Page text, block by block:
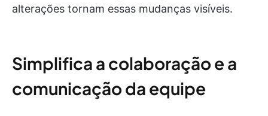
alterações tornam essas mudanças visíveis.
Simplifica a colaboração e a
comunicação da equipe